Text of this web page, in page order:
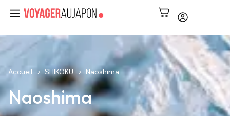
Accueil SHIKOKU Naoshima
Naoshima